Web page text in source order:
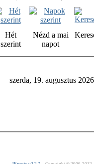
Hét
szerint
Nézd a mai
napot
szerda, 19. augusztus 2026